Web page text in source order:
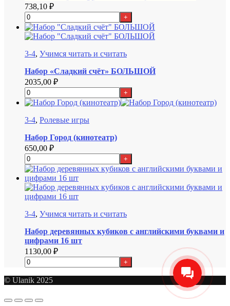
738,10 ₽
+
3-4, Учимся читать и считать
Набор «Сладкий счёт» БОЛЬШОЙ
2035,00 ₽
+
3-4, Ролевые игры
Набор Город (кинотеатр)
650,00 ₽
+
3-4, Учимся читать и считать
Набор деревянных кубиков с английскими буквами и
цифрами 16 шт
1130,00 ₽
+
© Ulanik 2025